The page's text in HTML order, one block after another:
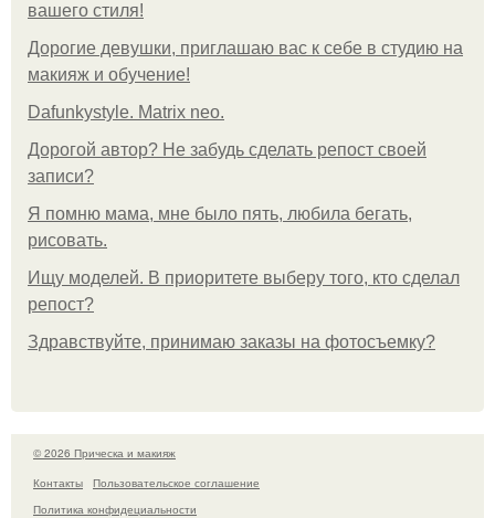
вашего стиля!
Дорогие девушки, приглашаю вас к себе в студию на
макияж и обучение!
Dafunkystyle. Matrix neo.
Дорогой автор? Не забудь сделать репост своей
записи?
Я помню мама, мне было пять, любила бегать,
рисовать.
Ищу моделей. В приоритете выберу того, кто сделал
репост?
Здравствуйте, принимаю заказы на фотосъемку?
© 2026 Прическа и макияж
Контакты
Пользовательское соглашение
Политика конфидециальности